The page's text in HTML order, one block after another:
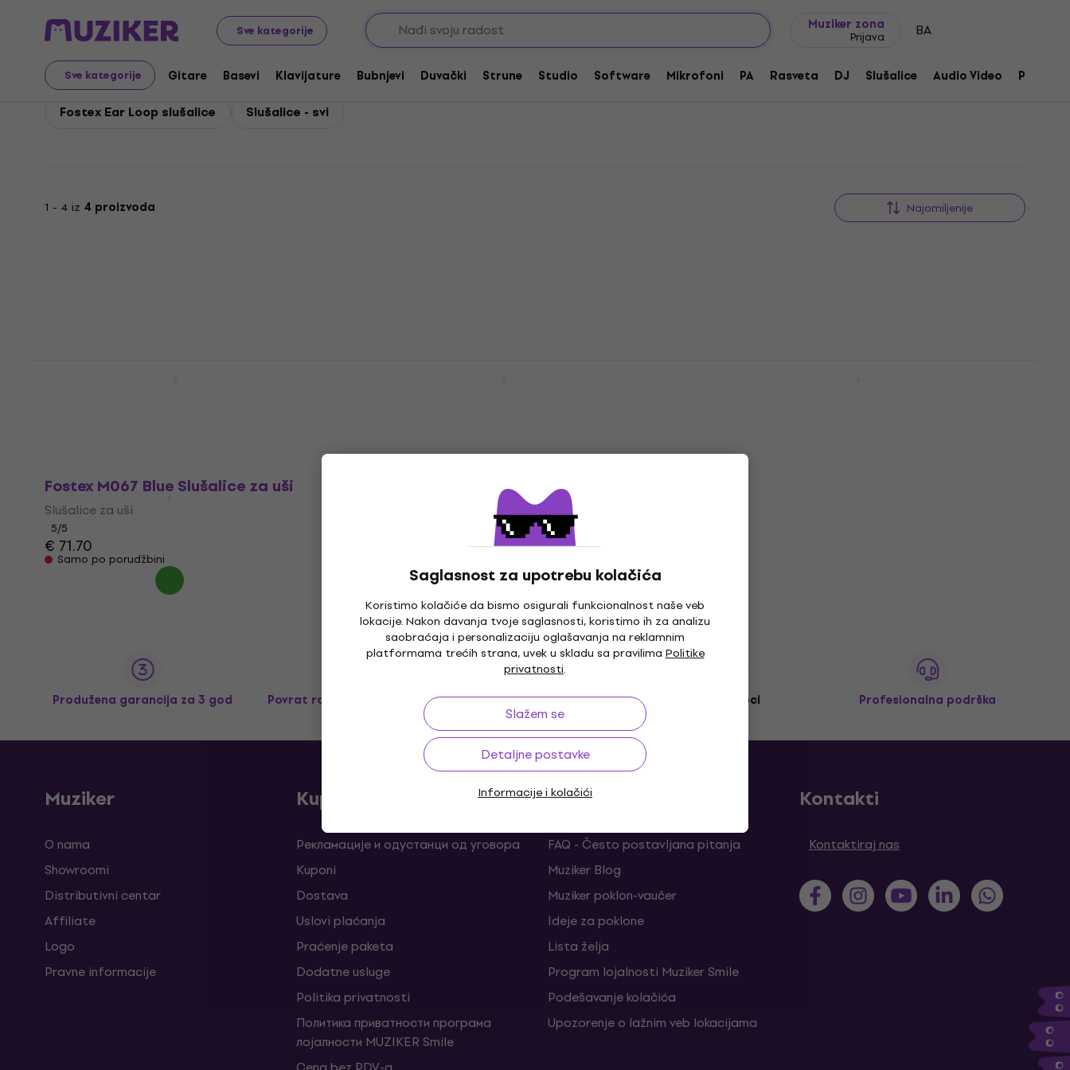
Sve kategorije
Muziker zona
Prijava BA
Sve kategorije Gitare Basevi Klavijature Bubnjevi Duvački Strune Studio Software Mikrofoni PA Rasveta DJ Slušalice Audio Video Pribor
Saglasnost za upotrebu kolačića
Koristimo kolačiće da bismo osigurali funkcionalnost naše veb
lokacije. Nakon davanja tvoje saglasnosti, koristimo ih za analizu
saobraćaja i personalizaciju oglašavanja na reklamnim
platformama trećih strana, uvek u skladu sa pravilima Politike
privatnosti.
Slažem se
Detaljne postavke
Informacije i kolačići
Fostex Fostex Slušalice
Fostex Slušalice
Fostex Ear Loop slušalice Slušalice - svi
1 - 4 iz 4 proizvoda Najomiljenije
Fostex M067 Blue Slušalice za uši
Slušalice za uši
5/5
€ 71.70
Samo po porudžbini
Produžena garancija za 3 god Povrat robe do 30 dana Garancija cene 3M+ kupci Profesionalna podrška
Muziker
O nama
Showroomi
Distributivni centar
Affiliate
Logo
Pravne informacije
Kupovina
Рекламације и одустанци од уговора
Kuponi
Dostava
Uslovi plaćanja
Praćenje paketa
Dodatne usluge
Politika privatnosti
Политика приватности програма
лојалности MUZIKER Smile
Korisni linkovi
FAQ - Često postavljana pitanja
Muziker Blog
Muziker poklon-vaučer
Ideje za poklone
Lista želja
Program lojalnosti Muziker Smile
Podešavanje kolačića
Upozorenje o lažnim veb lokacijama
Kontakti
Kontaktiraj nas